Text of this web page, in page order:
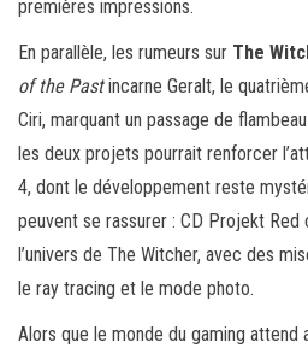
premières impressions.
En parallèle, les rumeurs sur The
of the Pastincarne Geralt, le
Ciri, marquant un passage de
les deux projets pourrait renforcer
4, dont le développement reste
peuvent se rassurer : CD Projekt Red
l’univers de The Witcher, avec des
le ray tracing et le mode photo.
Alors que le monde du gaming